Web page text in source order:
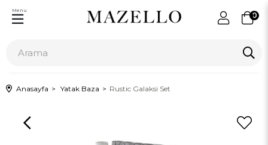
0
Menu
Anasayfa Yatak Baza Rustic Galaksi Set